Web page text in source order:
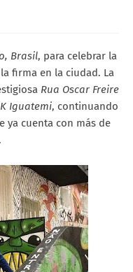
Brasil, para celebrar la
firma en la ciudad. La
Rua Oscar Freire
Iguatemi, continuando
ya cuenta con más de
.